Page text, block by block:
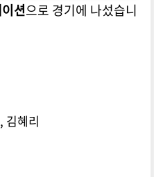
션으로 경기에 나섰습니
김혜리